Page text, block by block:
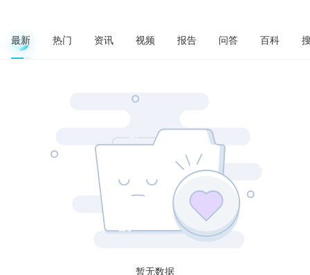
最新 热门 资讯 视频 报告 问答 百科
暂无数据